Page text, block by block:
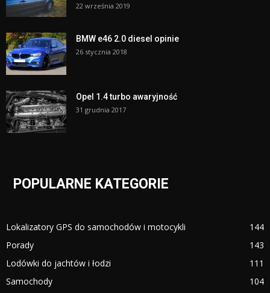
22 września 2019
BMW e46 2.0 diesel opinie
26 stycznia 2018
Opel 1.4 turbo awaryjność
31 grudnia 2017
POPULARNE KATEGORIE
Lokalizatory GPS do samochodów i motocykli
144
Porady
143
Lodówki do jachtów i łodzi
111
Samochody
104